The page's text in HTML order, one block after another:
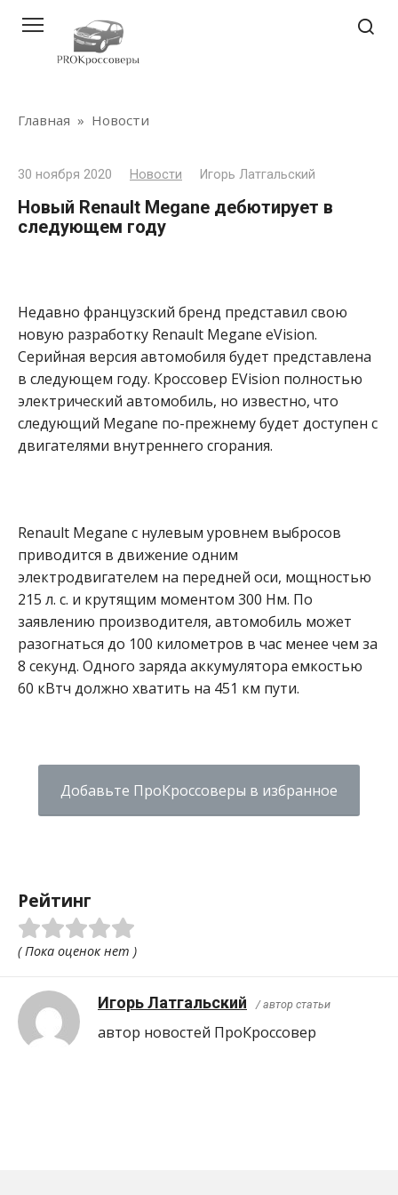
контенту
Главная » Новости
30 ноября 2020 Новости Игорь Латгальский
Новый Renault Megane дебютирует в
следующем году
Недавно французский бренд представил свою
новую разработку Renault Megane eVision.
Серийная версия автомобиля будет представлена ​​
в следующем году. Кроссовер EVision полностью
электрический автомобиль, но известно, что
следующий Megane по-прежнему будет доступен с
двигателями внутреннего сгорания.
Renault Megane с нулевым уровнем выбросов
приводится в движение одним
электродвигателем на передней оси, мощностью
215 л. с. и крутящим моментом 300 Нм. По
заявлению производителя, автомобиль может
разогнаться до 100 километров в час менее чем за
8 секунд. Одного заряда аккумулятора емкостью
60 кВтч должно хватить на 451 км пути.
Добавьте ПроКроссоверы в избранное
Рейтинг
( Пока оценок нет )
Игорь Латгальский / автор статьи
автор новостей ПроКроcсовер